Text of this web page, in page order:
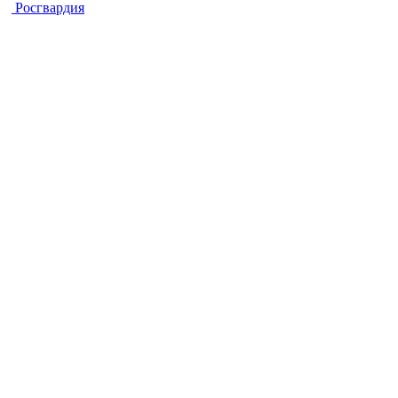
Росгвардия